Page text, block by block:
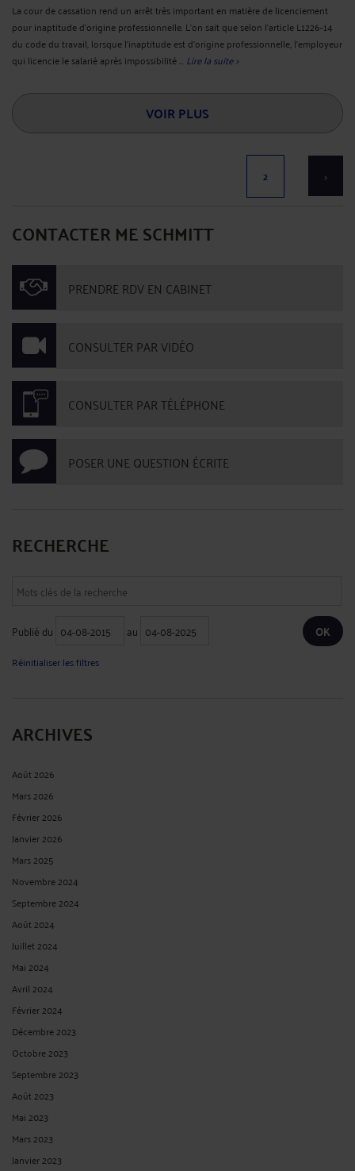
La cour de cassation rend un arrêt très important en matière de licenciement
pour inaptitude d’origine professionnelle. L’on sait que selon l’article L1226-14
du code du travail, lorsque l’inaptitude est d’origine professionnelle, l’employeur
qui licencie le salarié après impossibilité ... Lire la suite >
VOIR PLUS
2 >
CONTACTER ME SCHMITT
PRENDRE RDV EN CABINET
CONSULTER PAR VIDÉO
CONSULTER PAR TÉLÉPHONE
POSER UNE QUESTION ÉCRITE
RECHERCHE
Publié du au
Réinitialiser les filtres
ARCHIVES
Août 2026
Mars 2026
Février 2026
Janvier 2026
Mars 2025
Novembre 2024
Septembre 2024
Août 2024
Juillet 2024
Mai 2024
Avril 2024
Février 2024
Décembre 2023
Octobre 2023
Septembre 2023
Août 2023
Mai 2023
Mars 2023
Janvier 2023